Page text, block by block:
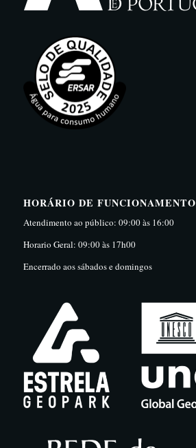
HORÁRIO DE FUNCIONAMENTO
Atendimento ao público: 09:00 às 16:00
Horario Geral: 09:00 às 17h00
Encerrado aos sábados e domingos